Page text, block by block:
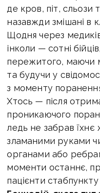
де кров, піт, сльози
назавжди змішані в
Щодня через
інколи — сотні
пережитого, маючи
та будучи у
з моменту
Хтось — після
проникаючого
ледь не забрав їхнє
зламаними руками
органами або
моменти останнє,
пацієнти